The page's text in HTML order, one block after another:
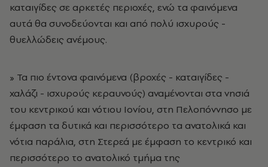
καταιγίδες σε αρκετές περιοχές, ενώ τα φαινόμενα
αυτά θα συνοδεύονται και από πολύ ισχυρούς -
θυελλώδεις ανέμους.
» Τα πιο έντονα φαινόμενα (βροχές - καταιγίδες -
χαλάζι - ισχυρούς κεραυνούς) αναμένονται στα νησιά
του κεντρικού και νότιου Ιονίου, στη Πελοπόννησο με
έμφαση τα δυτικά και περισσότερο τα ανατολικά και
νότια παράλια, στη Στερεά με έμφαση το κεντρικό και
περισσότερο το ανατολικό τμήμα της